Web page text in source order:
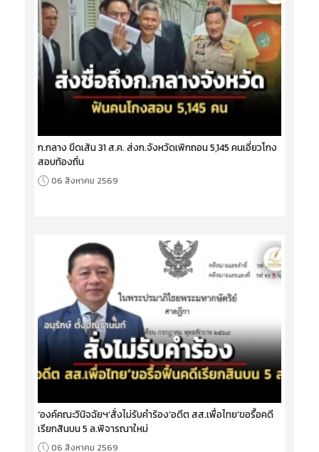
ก.กลาง ขีดเส้น 31 ส.ค. ส่งก.จังหวัดเพิกถอน 5,145 คนเอี่ยวโกง
สอบท้องถิ่น
06 สิงหาคม 2569
‘องค์คณะวินิจฉัยฯ’สั่งไม่รับคำร้อง‘อดีต สส.เพื่อไทย’ขอรื้อคดี
เรียกสินบน 5 ล.พิจารณาใหม่
06 สิงหาคม 2569